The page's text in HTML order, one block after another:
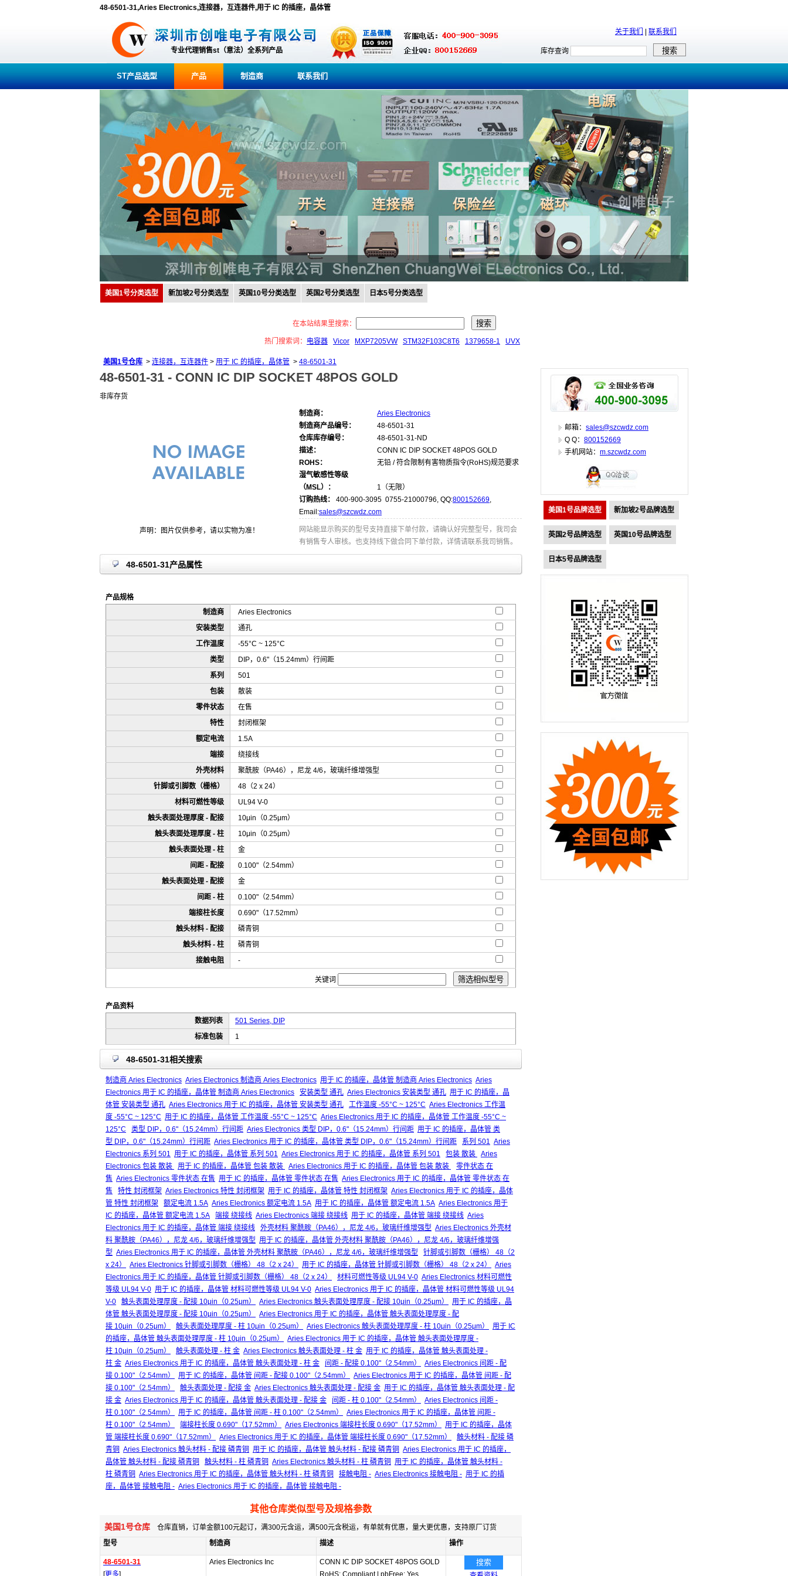
48-6501-31,Aries Electronics,连接器，互连器件,用于 IC 的插座，晶体管
专业代理销售st（意法）全系列产品
关于我们 联系我们
库存查询
ST产品选型 产品 制造商 联系我们
美国1号分类选型 新加坡2号分类选型 英国10号分类选型 英国2号分类选型 日本5号分类选型
在本站结果里搜索：
热门搜索词： 电容器 Vicor MXP7205VW STM32F103C8T6 1379658-1 UVX
美国1号仓库 > 连接器，互连器件 > 用于 IC 的插座，晶体管 > 48-6501-31
48-6501-31 - CONN IC DIP SOCKET 48POS GOLD
非库存货
声明：图片仅供参考，请以实物为准！
制造商：
Aries Electronics
制造商产品编号：
48-6501-31
仓库库存编号：
48-6501-31-ND
描述：
CONN IC DIP SOCKET 48POS GOLD
ROHS：
无铅 / 符合限制有害物质指令(RoHS)规范要求
湿气敏感性等级
（MSL）：
1（无限）
订购热线：
400-900-3095 0755-21000796, QQ:800152669,
Email:sales@szcwdz.com
网站能显示购买的型号支持直接下单付款，请确认好完整型号，我司会
有销售专人审核。也支持线下做合同下单付款，详情请联系我司销售。
48-6501-31产品属性
产品规格
制造商
Aries Electronics
安装类型
通孔
工作温度
-55°C ~ 125°C
类型
DIP，0.6"（15.24mm）行间距
系列
501
包装
散装
零件状态
在售
特性
封闭框架
额定电流
1.5A
端接
绕接线
外壳材料
聚酰胺（PA46），尼龙 4/6，玻璃纤维增强型
针脚或引脚数（栅格）
48（2 x 24）
材料可燃性等级
UL94 V-0
触头表面处理厚度 - 配接
10μin（0.25μm）
触头表面处理厚度 - 柱
10μin（0.25μm）
触头表面处理 - 柱
金
间距 - 配接
0.100"（2.54mm）
触头表面处理 - 配接
金
间距 - 柱
0.100"（2.54mm）
端接柱长度
0.690"（17.52mm）
触头材料 - 配接
磷青铜
触头材料 - 柱
磷青铜
接触电阻
-
关键词
产品资料
数据列表
501 Series, DIP
标准包装
1
48-6501-31相关搜索
制造商 Aries Electronics Aries Electronics 制造商 Aries Electronics 用于 IC 的插座，晶体管 制造商 Aries Electronics Aries
Electronics 用于 IC 的插座，晶体管 制造商 Aries Electronics
安装类型 通孔 Aries Electronics 安装类型 通孔 用于 IC 的插座，晶
体管 安装类型 通孔 Aries Electronics 用于 IC 的插座，晶体管 安装类型 通孔 工作温度 -55°C ~ 125°C Aries Electronics 工作温
度 -55°C ~ 125°C 用于 IC 的插座，晶体管 工作温度 -55°C ~ 125°C Aries Electronics 用于 IC 的插座，晶体管 工作温度 -55°C ~
125°C
类型 DIP，0.6"（15.24mm）行间距 Aries Electronics 类型 DIP，0.6"（15.24mm）行间距 用于 IC 的插座，晶体管 类
型 DIP，0.6"（15.24mm）行间距 Aries Electronics 用于 IC 的插座，晶体管 类型 DIP，0.6"（15.24mm）行间距 系列 501 Aries
Electronics 系列 501 用于 IC 的插座，晶体管 系列 501 Aries Electronics 用于 IC 的插座，晶体管 系列 501 包装 散装
Aries
Electronics 包装 散装
用于 IC 的插座，晶体管 包装 散装 Aries Electronics 用于 IC 的插座，晶体管 包装 散装
零件状态 在
售 Aries Electronics 零件状态 在售 用于 IC 的插座，晶体管 零件状态 在售 Aries Electronics 用于 IC 的插座，晶体管 零件状态 在
售
特性 封闭框架 Aries Electronics 特性 封闭框架 用于 IC 的插座，晶体管 特性 封闭框架 Aries Electronics 用于 IC 的插座，晶体
管 特性 封闭框架
额定电流 1.5A Aries Electronics 额定电流 1.5A 用于 IC 的插座，晶体管 额定电流 1.5A Aries Electronics 用于
IC 的插座，晶体管 额定电流 1.5A
端接 绕接线 Aries Electronics 端接 绕接线 用于 IC 的插座，晶体管 端接 绕接线 Aries
Electronics 用于 IC 的插座，晶体管 端接 绕接线
外壳材料 聚酰胺（PA46），尼龙 4/6，玻璃纤维增强型 Aries Electronics 外壳材
料 聚酰胺（PA46），尼龙 4/6，玻璃纤维增强型 用于 IC 的插座，晶体管 外壳材料 聚酰胺（PA46），尼龙 4/6，玻璃纤维增强
型 Aries Electronics 用于 IC 的插座，晶体管 外壳材料 聚酰胺（PA46），尼龙 4/6，玻璃纤维增强型
针脚或引脚数（栅格） 48（2
x 24）
Aries Electronics 针脚或引脚数（栅格） 48（2 x 24） 用于 IC 的插座，晶体管 针脚或引脚数（栅格） 48（2 x 24）
Aries
Electronics 用于 IC 的插座，晶体管 针脚或引脚数（栅格） 48（2 x 24）
材料可燃性等级 UL94 V-0 Aries Electronics 材料可燃性
等级 UL94 V-0 用于 IC 的插座，晶体管 材料可燃性等级 UL94 V-0 Aries Electronics 用于 IC 的插座，晶体管 材料可燃性等级 UL94
V-0
触头表面处理厚度 - 配接 10μin（0.25μm） Aries Electronics 触头表面处理厚度 - 配接 10μin（0.25μm）
用于 IC 的插座，晶
体管 触头表面处理厚度 - 配接 10μin（0.25μm）
Aries Electronics 用于 IC 的插座，晶体管 触头表面处理厚度 - 配
接 10μin（0.25μm）
触头表面处理厚度 - 柱 10μin（0.25μm） Aries Electronics 触头表面处理厚度 - 柱 10μin（0.25μm）
用于 IC
的插座，晶体管 触头表面处理厚度 - 柱 10μin（0.25μm）
Aries Electronics 用于 IC 的插座，晶体管 触头表面处理厚度 -
柱 10μin（0.25μm）
触头表面处理 - 柱 金 Aries Electronics 触头表面处理 - 柱 金 用于 IC 的插座，晶体管 触头表面处理 -
柱 金 Aries Electronics 用于 IC 的插座，晶体管 触头表面处理 - 柱 金 间距 - 配接 0.100"（2.54mm）
Aries Electronics 间距 - 配
接 0.100"（2.54mm）
用于 IC 的插座，晶体管 间距 - 配接 0.100"（2.54mm）
Aries Electronics 用于 IC 的插座，晶体管 间距 - 配
接 0.100"（2.54mm）
触头表面处理 - 配接 金 Aries Electronics 触头表面处理 - 配接 金 用于 IC 的插座，晶体管 触头表面处理 - 配
接 金 Aries Electronics 用于 IC 的插座，晶体管 触头表面处理 - 配接 金 间距 - 柱 0.100"（2.54mm）
Aries Electronics 间距 -
柱 0.100"（2.54mm）
用于 IC 的插座，晶体管 间距 - 柱 0.100"（2.54mm）
Aries Electronics 用于 IC 的插座，晶体管 间距 -
柱 0.100"（2.54mm）
端接柱长度 0.690"（17.52mm） Aries Electronics 端接柱长度 0.690"（17.52mm）
用于 IC 的插座，晶体
管 端接柱长度 0.690"（17.52mm）
Aries Electronics 用于 IC 的插座，晶体管 端接柱长度 0.690"（17.52mm）
触头材料 - 配接 磷
青铜 Aries Electronics 触头材料 - 配接 磷青铜 用于 IC 的插座，晶体管 触头材料 - 配接 磷青铜 Aries Electronics 用于 IC 的插座，
晶体管 触头材料 - 配接 磷青铜
触头材料 - 柱 磷青铜 Aries Electronics 触头材料 - 柱 磷青铜 用于 IC 的插座，晶体管 触头材料 -
柱 磷青铜 Aries Electronics 用于 IC 的插座，晶体管 触头材料 - 柱 磷青铜 接触电阻 - Aries Electronics 接触电阻 - 用于 IC 的插
座，晶体管 接触电阻 - Aries Electronics 用于 IC 的插座，晶体管 接触电阻 -
其他仓库类似型号及规格参数
美国1号仓库 仓库直销，订单金额100元起订，满300元含运，满500元含税运，有单就有优惠，量大更优惠，支持原厂订货
型号
制造商 描述 操作
48-6501-31
[更多]
Aries Electronics Inc
CONN IC DIP SOCKET 48POS GOLD
RoHS: Compliant pbFree: Yes
搜索
邮箱： sales@szcwdz.com
Q Q： 800152669
手机网站： m.szcwdz.com
美国1号品牌选型 新加坡2号品牌选型
英国2号品牌选型 英国10号品牌选型
日本5号品牌选型